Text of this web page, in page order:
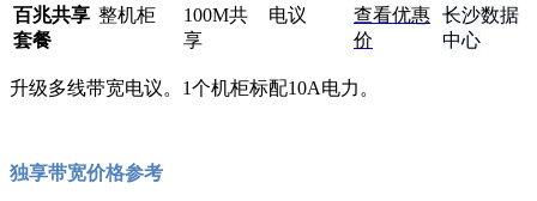
百兆共享
套餐
整机柜
100M共
享
电议
查看优惠
价
长沙数据
中心
升级多线带宽电议。1个机柜标配10A电力。
独享带宽价格参考